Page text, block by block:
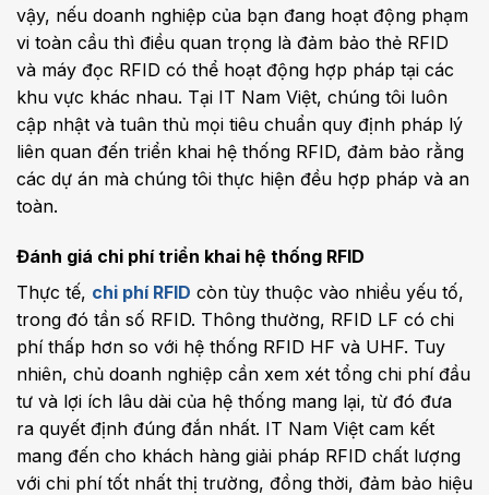
vậy, nếu doanh nghiệp của bạn đang hoạt động phạm
vi toàn cầu thì điều quan trọng là đảm bảo thẻ RFID
và máy đọc RFID có thể hoạt động hợp pháp tại các
khu vực khác nhau. Tại IT Nam Việt, chúng tôi luôn
cập nhật và tuân thủ mọi tiêu chuẩn quy định pháp lý
liên quan đến triển khai hệ thống RFID, đảm bảo rằng
các dự án mà chúng tôi thực hiện đều hợp pháp và an
toàn.
Đánh giá chi phí triển khai hệ thống RFID
Thực tế, chi phí RFID còn tùy thuộc vào nhiều yếu tố,
trong đó tần số RFID. Thông thường, RFID LF có chi
phí thấp hơn so với hệ thống RFID HF và UHF. Tuy
nhiên, chủ doanh nghiệp cần xem xét tổng chi phí đầu
tư và lợi ích lâu dài của hệ thống mang lại, từ đó đưa
ra quyết định đúng đắn nhất. IT Nam Việt cam kết
mang đến cho khách hàng giải pháp RFID chất lượng
với chi phí tốt nhất thị trường, đồng thời, đảm bảo hiệu